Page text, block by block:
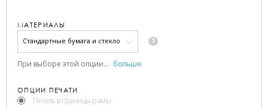
МАТЕРИАЛЫ
Стандартные бумага и стекло ?
При выборе этой опции... больше
ОПЦИИ ПЕЧАТИ
Печать в границы рамы